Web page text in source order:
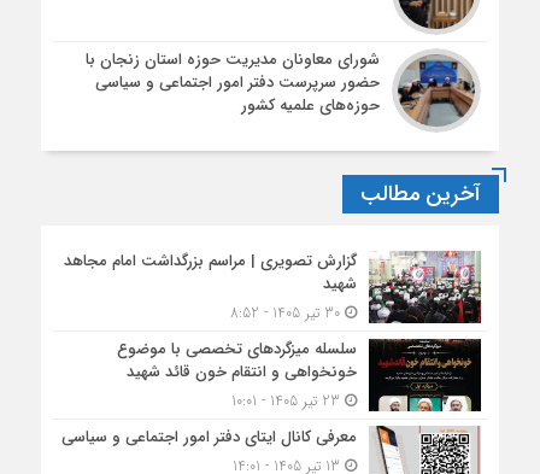
شورای معاونان مدیریت حوزه استان زنجان با
حضور سرپرست دفتر امور اجتماعی و سیاسی
حوزه‌های علمیه کشور
آخرین مطالب
گزارش تصویری | مراسم بزرگداشت امام مجاهد
شهید
30 تیر 1405 - 8:52
سلسله میزگردهای تخصصی با موضوع
خونخواهی و انتقام خون قائد شهید
معرفی کانال ایتای دفتر امور اجتماعی و سیاسی